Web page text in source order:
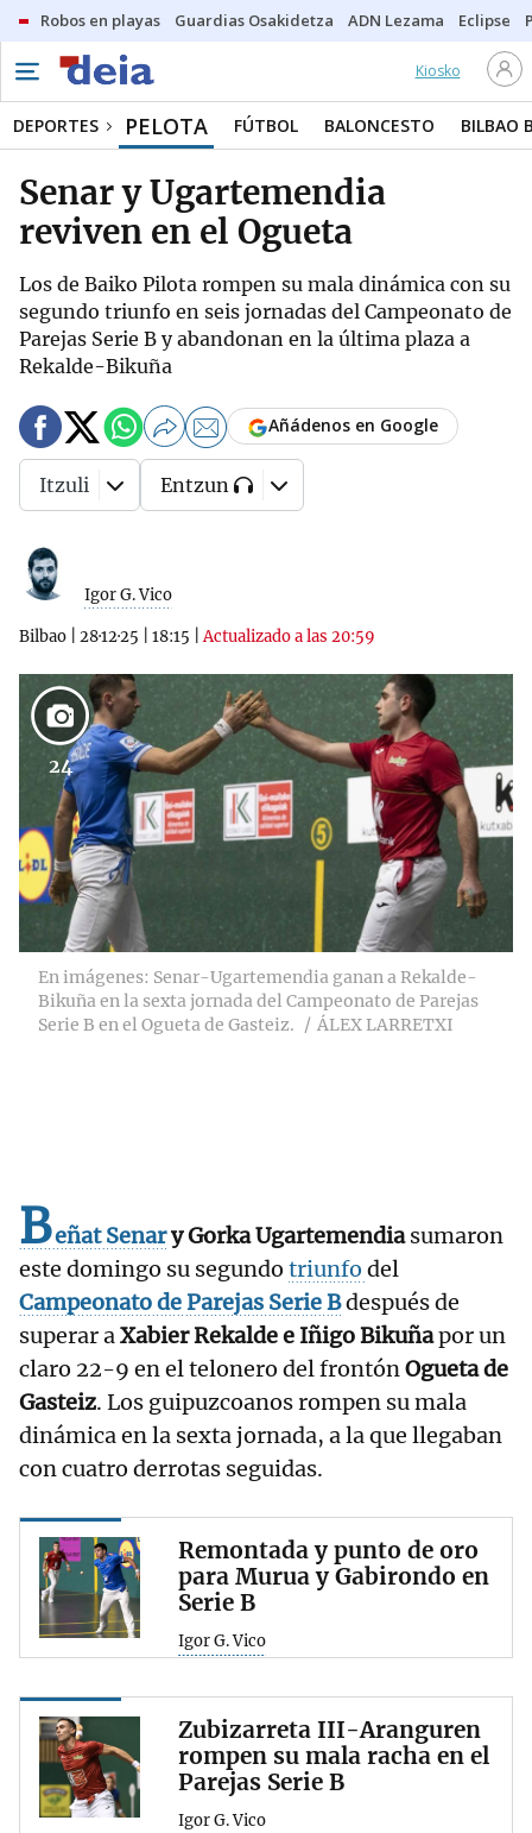
Robos en playas Guardias Osakidetza ADN Lezama Eclipse
Kiosko
DEPORTES PELOTA FÚTBOL BALONCESTO BILBAO
Senar y Ugartemendia
reviven en el Ogueta
Los de Baiko Pilota rompen su mala dinámica con su
segundo triunfo en seis jornadas del Campeonato de
Parejas Serie B y abandonan en la última plaza a
Rekalde-Bikuña
Igor G. Vico
Bilbao 28·12·25 18:15 |Actualizado a las 20:59
Añádenos en Google
Itzuli Entzun
24
En imágenes: Senar-Ugartemendia ganan a Rekalde-
Bikuña en la sexta jornada del Campeonato de Parejas
Serie B en el Ogueta de Gasteiz.
ÁLEX LARRETXI
Beñat Senary Gorka Ugartemendiasumaron
este domingo su segundo triunfo del
Campeonato de Parejas Serie Bdespués de
superar aXabier Rekalde e Iñigo Bikuñapor un
claro 22-9 en el telonero del frontónOgueta de
Gasteiz. Los guipuzcoanos rompen su mala
dinámica en la sexta jornada, a la que llegaban
con cuatro derrotas seguidas.
Remontada y punto de oro
para Murua y Gabirondo en
Serie B
Igor G. Vico
Zubizarreta III-Aranguren
rompen su mala racha en el
Parejas Serie B
Igor G. Vico